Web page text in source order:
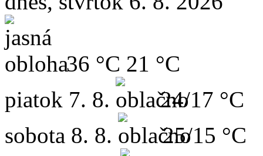
36 °C 21 °C
piatok 7. 8.
24/17 °C
sobota 8. 8. 25/15 °C